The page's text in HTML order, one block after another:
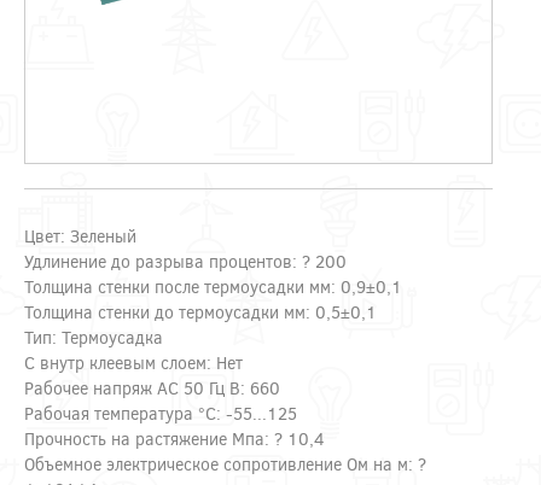
Цвет: Зеленый
Удлинение до разрыва процентов: ? 200
Толщина стенки после термоусадки мм: 0,9±0,1
Толщина стенки до термоусадки мм: 0,5±0,1
Тип: Термоусадка
С внутр клеевым слоем: Нет
Рабочее напряж AC 50 Гц В: 660
Рабочая температура °C: -55...125
Прочность на растяжение Мпа: ? 10,4
Объемное электрическое сопротивление Ом на м: ?